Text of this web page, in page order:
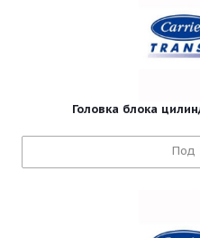
Головка блока
Под